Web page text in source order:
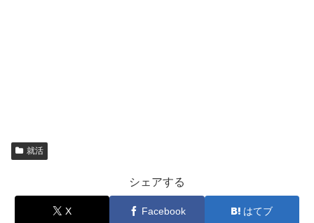
就活
シェアする
X Facebook はてブ